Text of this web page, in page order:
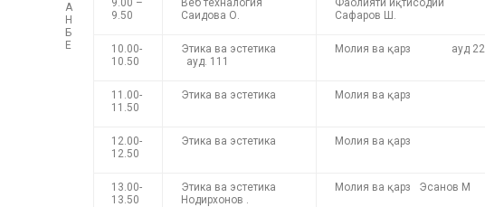
А
Н
Б
Е
9.50
Саидова О.
Сафаров Ш.
10.00-
10.50
Этика ва эстетика
ауд. 111
Молия ва қарз ауд 22
11.00-
11.50
Этика ва эстетика Молия ва қарз
12.00-
12.50
Этика ва эстетика Молия ва қарз
13.00-
13.50
Этика ва эстетика
Нодирхонов .
Молия ва қарз Эсанов М